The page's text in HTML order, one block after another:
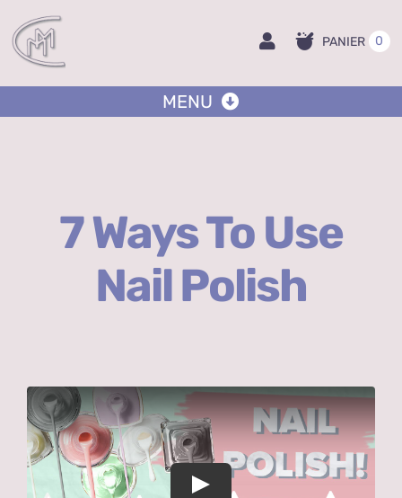
Passer
au
contenu
PANIER 0
MENU
Boutique
Pot sur mesure
Blog
7 Ways To Use
Nail Polish